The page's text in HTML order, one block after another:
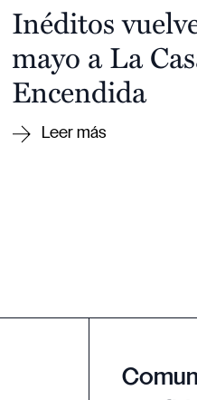
Inéditos
mayo a La
Encendida